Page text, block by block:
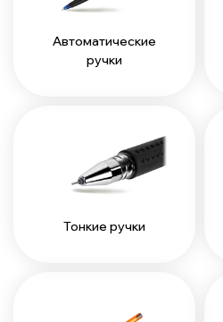
Автоматические
ручки
Тонкие ручки